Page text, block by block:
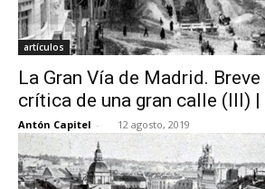
artículos
La Gran Vía de Madrid.
crítica de una gran calle (III)
Antón Capitel - 12 agosto, 2019